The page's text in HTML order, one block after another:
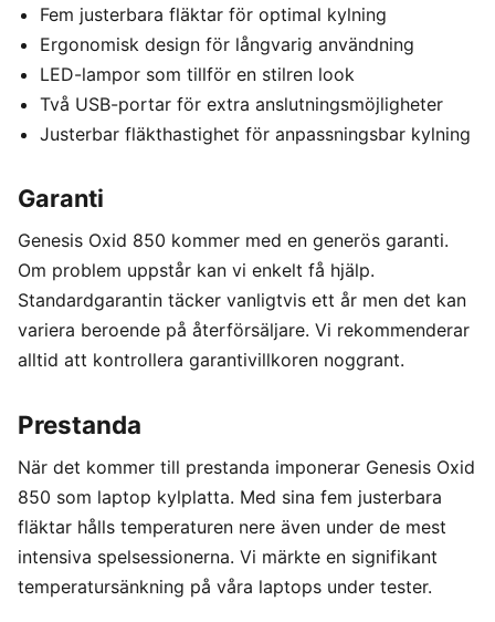
Fem justerbara fläktar för optimal kylning
Ergonomisk design för långvarig användning
LED-lampor som tillför en stilren look
Två USB-portar för extra anslutningsmöjligheter
Justerbar fläkthastighet för anpassningsbar kylning
Garanti
Genesis Oxid 850 kommer med en generös garanti.
Om problem uppstår kan vi enkelt få hjälp.
Standardgarantin täcker vanligtvis ett år men det kan
variera beroende på återförsäljare. Vi rekommenderar
alltid att kontrollera garantivillkoren noggrant.
Prestanda
När det kommer till prestanda imponerar Genesis Oxid
850 som laptop kylplatta. Med sina fem justerbara
fläktar hålls temperaturen nere även under de mest
intensiva spelsessionerna. Vi märkte en signifikant
temperatursänkning på våra laptops under tester.